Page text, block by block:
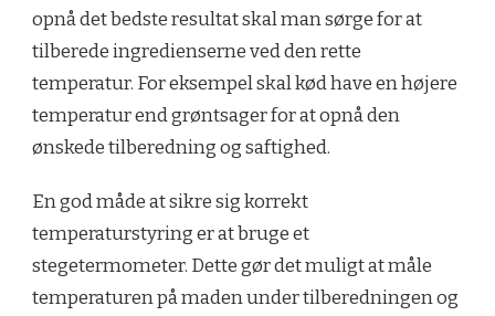
opnå det bedste resultat skal man sørge for at
tilberede ingredienserne ved den rette
temperatur. For eksempel skal kød have en højere
temperatur end grøntsager for at opnå den
ønskede tilberedning og saftighed.
En god måde at sikre sig korrekt
temperaturstyring er at bruge et
stegetermometer. Dette gør det muligt at måle
temperaturen på maden under tilberedningen og